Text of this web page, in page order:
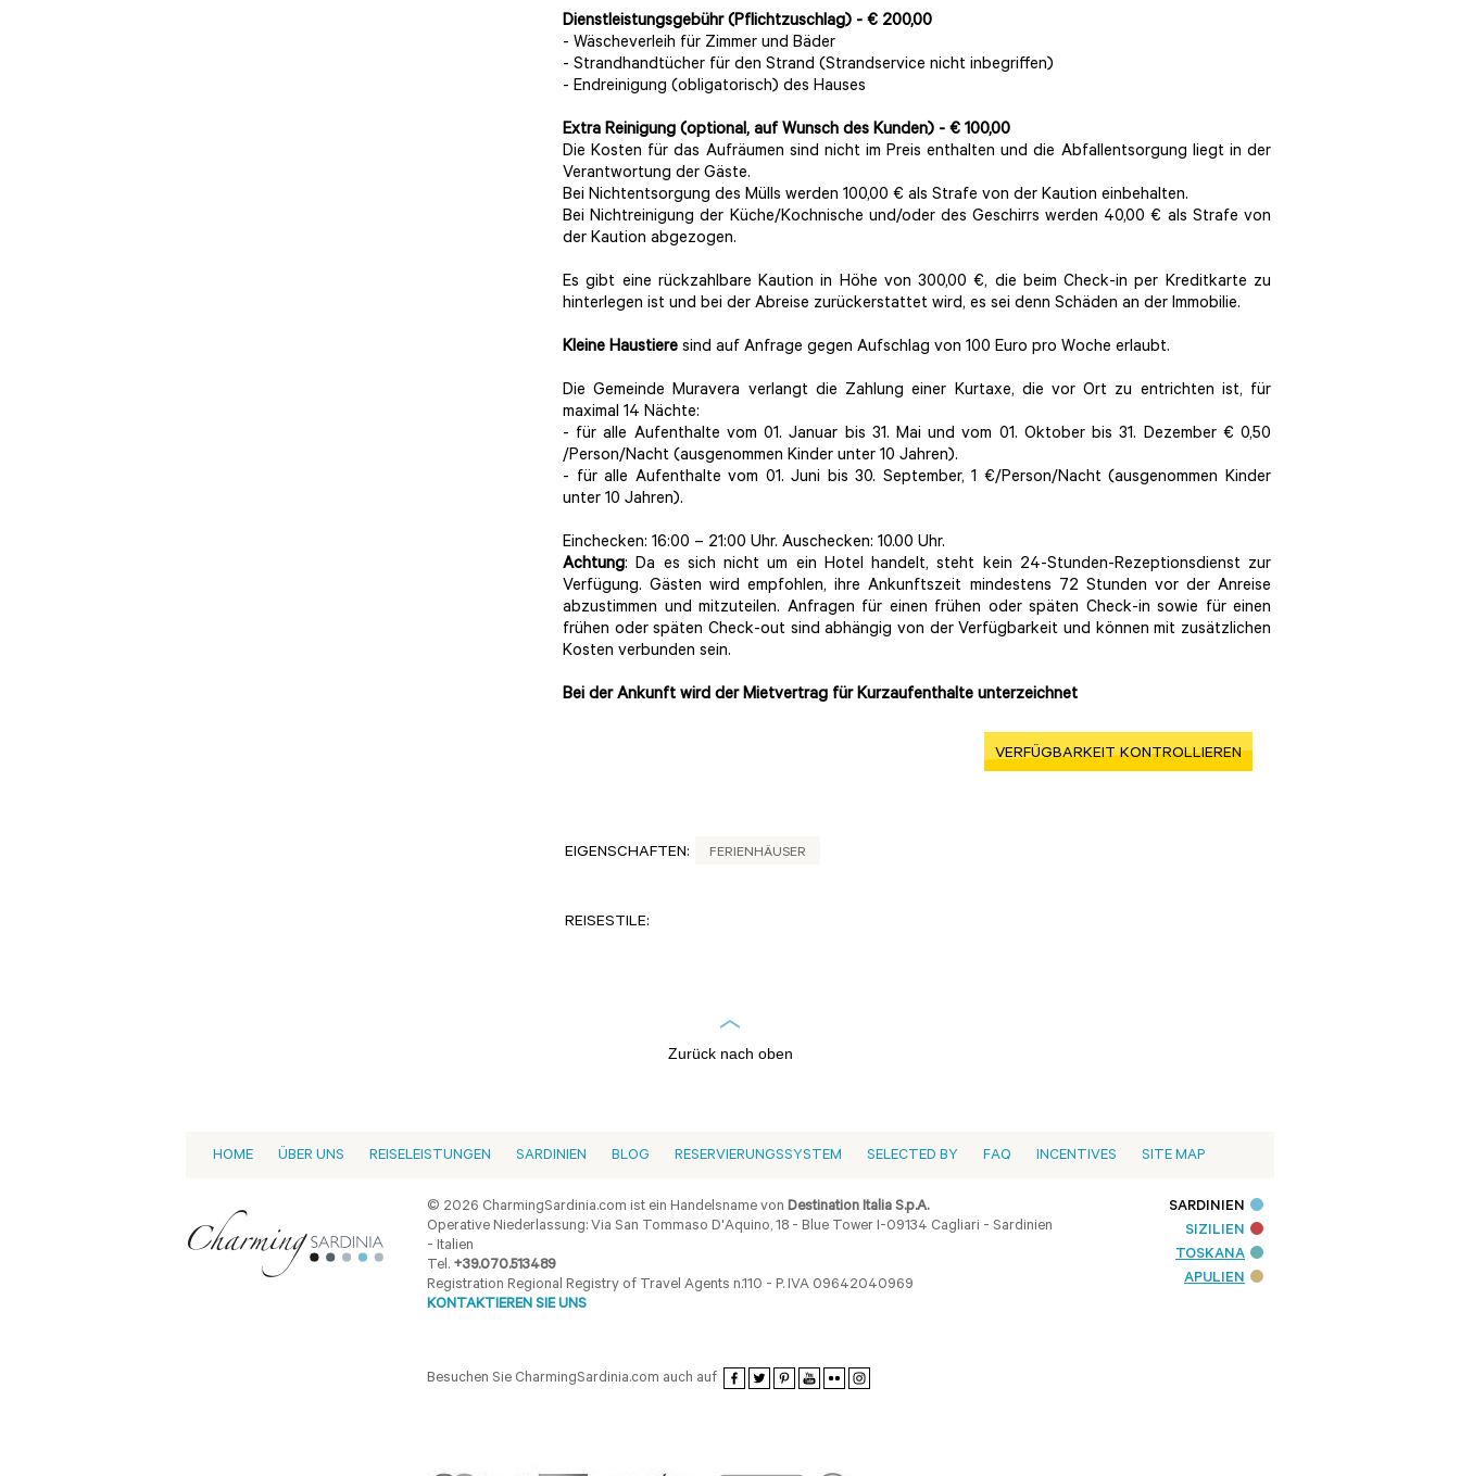
Dienstleistungsgebühr (Pflichtzuschlag) - € 200,00
- Wäscheverleih für Zimmer und Bäder
- Strandhandtücher für den Strand (Strandservice nicht inbegriffen)
- Endreinigung (obligatorisch) des Hauses
Extra Reinigung (optional, auf Wunsch des Kunden) - € 100,00
Die Kosten für das Aufräumen sind nicht im Preis enthalten und die Abfallentsorgung liegt in der
Verantwortung der Gäste.
Bei Nichtentsorgung des Mülls werden 100,00 € als Strafe von der Kaution einbehalten.
Bei Nichtreinigung der Küche/Kochnische und/oder des Geschirrs werden 40,00 € als Strafe von
der Kaution abgezogen.
Es gibt eine rückzahlbare Kaution in Höhe von 300,00 €, die beim Check-in per Kreditkarte zu
hinterlegen ist und bei der Abreise zurückerstattet wird, es sei denn Schäden an der Immobilie.
Kleine Haustiere sind auf Anfrage gegen Aufschlag von 100 Euro pro Woche erlaubt.
Die Gemeinde Muravera verlangt die Zahlung einer Kurtaxe, die vor Ort zu entrichten ist, für
maximal 14 Nächte:
- für alle Aufenthalte vom 01. Januar bis 31. Mai und vom 01. Oktober bis 31. Dezember € 0,50
/Person/Nacht (ausgenommen Kinder unter 10 Jahren).
- für alle Aufenthalte vom 01. Juni bis 30. September, 1 €/Person/Nacht (ausgenommen Kinder
unter 10 Jahren).
Einchecken: 16:00 – 21:00 Uhr. Auschecken: 10.00 Uhr.
Achtung: Da es sich nicht um ein Hotel handelt, steht kein 24-Stunden-Rezeptionsdienst zur
Verfügung. Gästen wird empfohlen, ihre Ankunftszeit mindestens 72 Stunden vor der Anreise
abzustimmen und mitzuteilen. Anfragen für einen frühen oder späten Check-in sowie für einen
frühen oder späten Check-out sind abhängig von der Verfügbarkeit und können mit zusätzlichen
Kosten verbunden sein.
Bei der Ankunft wird der Mietvertrag für Kurzaufenthalte unterzeichnet
VERFÜGBARKEIT KONTROLLIEREN
EIGENSCHAFTEN: FERIENHÄUSER
REISESTILE:
Zurück nach oben
HOME ÜBER UNS REISELEISTUNGEN SARDINIEN BLOG RESERVIERUNGSSYSTEM SELECTED BY FAQ INCENTIVES SITE MAP
© 2026 CharmingSardinia.com ist ein Handelsname vonDestination Italia S.p.A.
Operative Niederlassung: Via San Tommaso D'Aquino, 18 - Blue Tower I-09134 Cagliari - Sardinien
- Italien
Tel. +39.070.513489
Registration Regional Registry of Travel Agents n.110 - P. IVA 09642040969
KONTAKTIEREN SIE UNS
Besuchen Sie CharmingSardinia.com auch auf
SARDINIEN
SIZILIEN
TOSKANA
APULIEN